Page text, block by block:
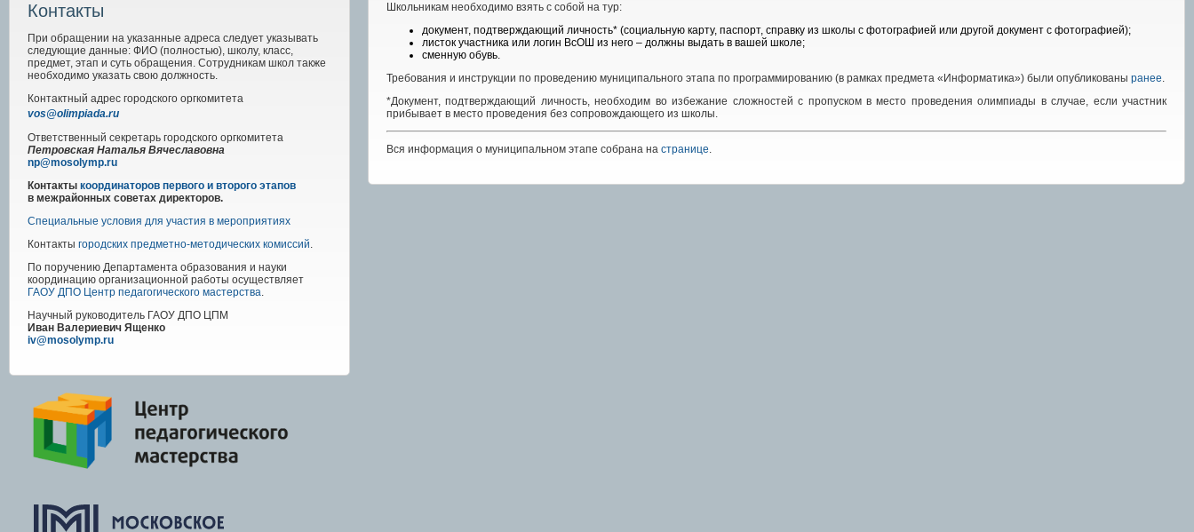
Контакты
При обращении на указанные адреса следует указывать
следующие данные: ФИО (полностью), школу, класс,
предмет, этап и суть обращения. Сотрудникам школ также
необходимо указать свою должность.
Контактный адрес городского оргкомитета
vos@olimpiada.ru
Ответственный секретарь городского оргкомитета
Петровская Наталья Вячеславовна
np@mosolymp.ru
Контакты координаторов первого и второго этапов
в межрайонных советах директоров.
Специальные условия для участия в мероприятиях
Контакты городских предметно-методических комиссий.
По поручению Департамента образования и науки
координацию организационной работы осуществляет
ГАОУ ДПО Центр педагогического мастерства.
Научный руководитель ГАОУ ДПО ЦПМ
Иван Валериевич Ященко
iv@mosolymp.ru
Школьникам необходимо взять с собой на тур:
документ, подтверждающий личность* (социальную карту, паспорт, справку из школы с фотографией или другой документ с фотографией);
листок участника или логин ВсОШ из него – должны выдать в вашей школе;
сменную обувь.
Требования и инструкции по проведению муниципального этапа по программированию (в рамках предмета «Информатика») были опубликованы ранее.
*Документ, подтверждающий личность, необходим во избежание сложностей с пропуском в место проведения олимпиады в случае, если участник
прибывает в место проведения без сопровождающего из школы.
Вся информация о муниципальном этапе собрана на странице.